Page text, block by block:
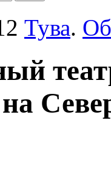
Тува.